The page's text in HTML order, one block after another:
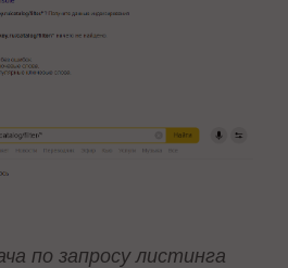
по запросу листинга